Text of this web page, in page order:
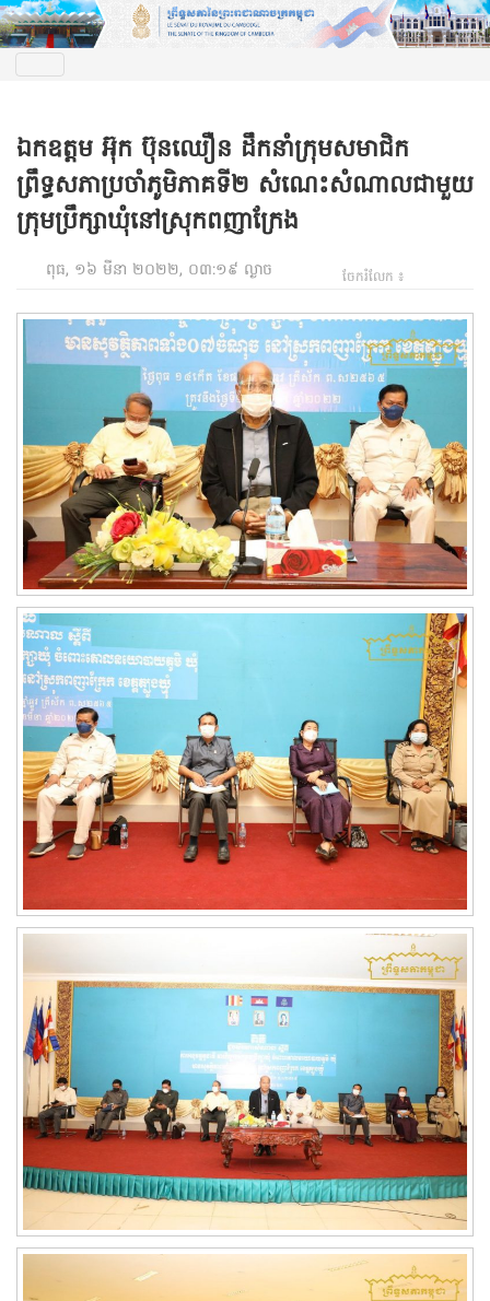
ឯកឧត្តម អ៊ុក ប៊ុនឈឿន ដឹកនាំក្រុមសមាជិក
ព្រឹទ្ធសភាប្រចាំភូមិភាគទី២ សំណេះសំណាលជាមួយ
ក្រុមប្រឹក្សាឃុំនៅស្រុកពញាក្រែង
ពុធ, ១៦ មីនា ២០២២, ០៣:១៩ ល្ងាច ចែករំលែក ៖